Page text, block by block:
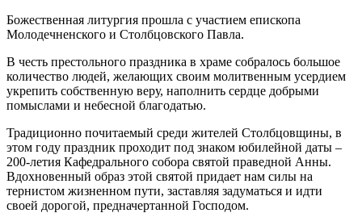
Божественная литургия прошла с участием епископа
Молодечненского и Столбцовского Павла.
В честь престольного праздника в храме собралось большое
количество людей, желающих своим молитвенным усердием
укрепить собственную веру, наполнить сердце добрыми
помыслами и небесной благодатью.
Традиционно почитаемый среди жителей Столбцовщины, в
этом году праздник проходит под знаком юбилейной даты –
200-летия Кафедрального собора святой праведной Анны.
Вдохновенный образ этой святой придает нам силы на
тернистом жизненном пути, заставляя задуматься и идти
своей дорогой, предначертанной Господом.